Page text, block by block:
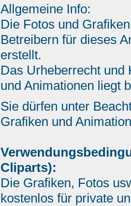
Allgemeine Info:
Die Fotos und
Betreibern für dieses
erstellt.
Das Urheberrecht und
und Animationen liegt
Sie dürfen unter
Grafiken und
Cliparts):
Die Grafiken, Fotos
kostenlos für private